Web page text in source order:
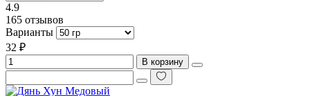
4.9
165 отзывов
Варианты
32 ₽
В корзину